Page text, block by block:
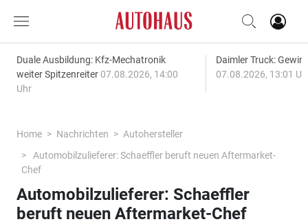
Duale Ausbildung: Kfz-Mechatronik
weiter Spitzenreiter 07.08.2026, 14:00
Uhr
Daimler Truck:
07.08.2026, 13:01
Home Nachrichten
Autohersteller
Automobilzulieferer: Schaeffler beruft neuen Aftermarket-
Chef
Automobilzulieferer: Schaeffler
beruft neuen Aftermarket-Chef